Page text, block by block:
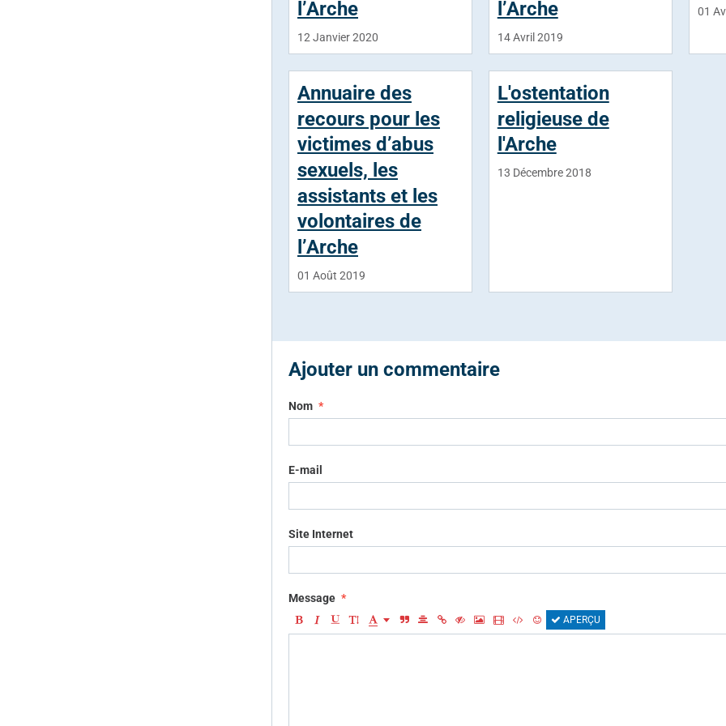
l’Arche
12 Janvier 2020
l’Arche
14 Avril 2019
01
Annuaire des
recours pour les
victimes d’abus
sexuels, les
assistants et les
volontaires de
l’Arche
01 Août 2019
L'ostentation
religieuse de
l'Arche
13 Décembre 2018
Ajouter un commentaire
Nom
E-mail
Site Internet
Message
APERÇU